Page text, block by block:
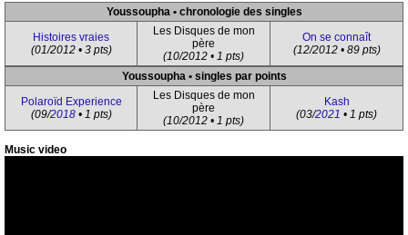
Youssoupha • chronologie des singles
Histoires vraies
(01/2012 • 3 pts)
Les Disques de mon
père
(10/2012 • 1 pts)
On se connaît
(12/2012 • 89 pts)
Youssoupha • singles par points
Polaroïd Experience
(09/2018• 1 pts)
Les Disques de mon
père
(10/2012 • 1 pts)
Kash
(03/2021 • 1 pts)
Music video